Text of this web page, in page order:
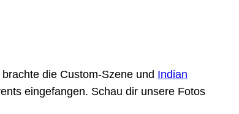
die Custom-Szene und Indian
eingefangen. Schau dir unsere Fotos